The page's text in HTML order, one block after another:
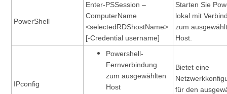
PowerShell
Enter-PSSession –
ComputerName
<selectedRDShostName>
[-Credential username]
Starten Sie
lokal mit
zum
Host.
IPconfig
Powershell-
Fernverbindung
zum ausgewählten
Host
Bietet eine
für den